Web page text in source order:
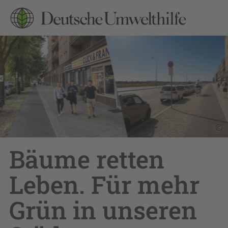
©
Bäume retten
Leben. Für mehr
Grün in unseren